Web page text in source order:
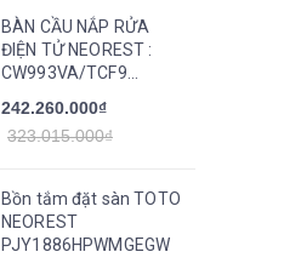
BÀN CẦU NẮP RỬA
ĐIỆN TỬ NEOREST :
CW993VA/TCF9...
242.260.000₫
323.015.000₫
Bồn tắm đặt sàn TOTO
NEOREST
PJY1886HPWMGEGW